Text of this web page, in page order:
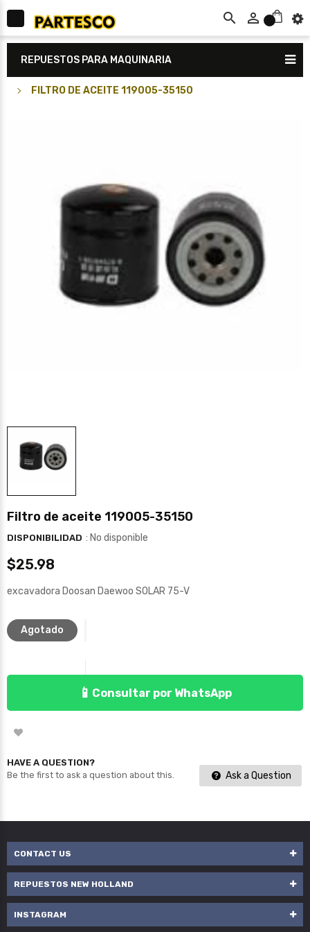
 
REPUESTOS PARA MAQUINARIA
FILTRO DE ACEITE 119005-35150
Filtro de aceite 119005-35150
DISPONIBILIDAD : No disponible
$25.98
excavadora Doosan Daewoo SOLAR 75-V
Agotado
📱 Consultar por WhatsApp
HAVE A QUESTION?
Be the first to ask a question about this.
Ask a Question
CONTACT US
REPUESTOS NEW HOLLAND
INSTAGRAM